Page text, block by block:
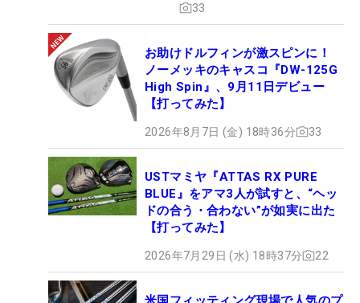
33
お助けドルフィンが激スピンに！
ノーメッキのキャスコ『DW-125G
High Spin』、9月11日デビュー
【打ってみた】
2026年8月7日 (金) 18時36分 33
USTマミヤ『ATTAS RX PURE
BLUE』をアマ3人が試すと、“ヘッ
ドの合う・合わない”が如実に出た
【打ってみた】
2026年7月29日 (水) 18時37分 22